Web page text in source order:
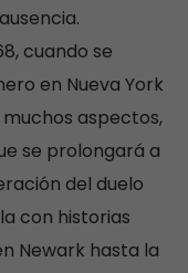
cuando se
en Nueva York
aspectos,
se prolongará a
del duelo
con historias
Newark hasta la